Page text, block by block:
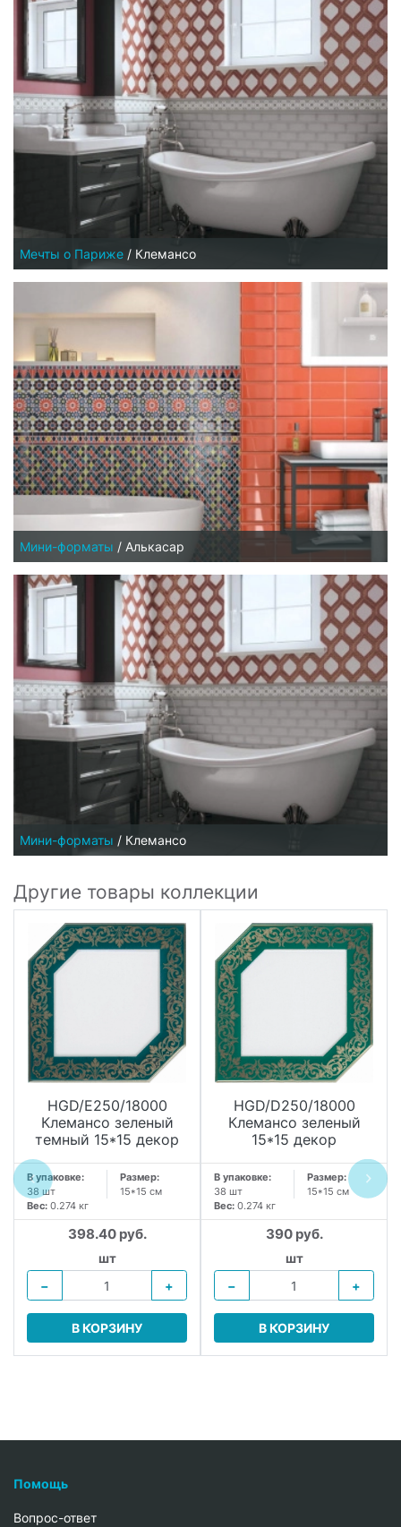
Мечты о Париже / Клемансо
Мини-форматы / Алькасар
Мини-форматы / Клемансо
Другие товары коллекции
HGD/E250/18000
Клемансо зеленый
темный 15*15 декор
В упаковке:
38 шт
Размер:
15*15 см
Вес: 0.274 кг
398.40 руб.
шт
−
+
В КОРЗИНУ
HGD/D250/18000
Клемансо зеленый
15*15 декор
В упаковке:
38 шт
Размер:
15*15 см
Вес: 0.274 кг
390 руб.
шт
−
+
В КОРЗИНУ
Помощь
Вопрос-ответ